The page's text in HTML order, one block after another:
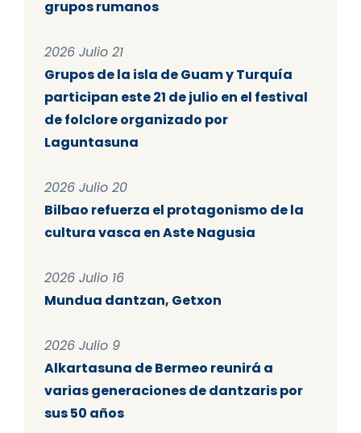
grupos rumanos
2026 Julio 21
Grupos de la isla de Guam y Turquía
participan este 21 de julio en el festival
de folclore organizado por
Laguntasuna
2026 Julio 20
Bilbao refuerza el protagonismo de la
cultura vasca en Aste Nagusia
2026 Julio 16
Mundua dantzan, Getxon
2026 Julio 9
Alkartasuna de Bermeo reunirá a
varias generaciones de dantzaris por
sus 50 años